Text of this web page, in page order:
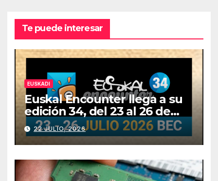
Te puede interesar
EUSKADI
Euskal Encounter llega a su
edición 34, del 23 al 26 de
julio
22 JULIO, 2026